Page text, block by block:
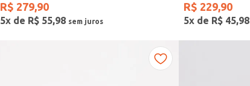
R$ 279,90
5x de R$ 55,98
R$ 229,90
5x de R$ 45,98